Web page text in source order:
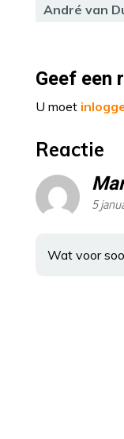
André van
Geef een
U moet
Reactie
5
Wat voor